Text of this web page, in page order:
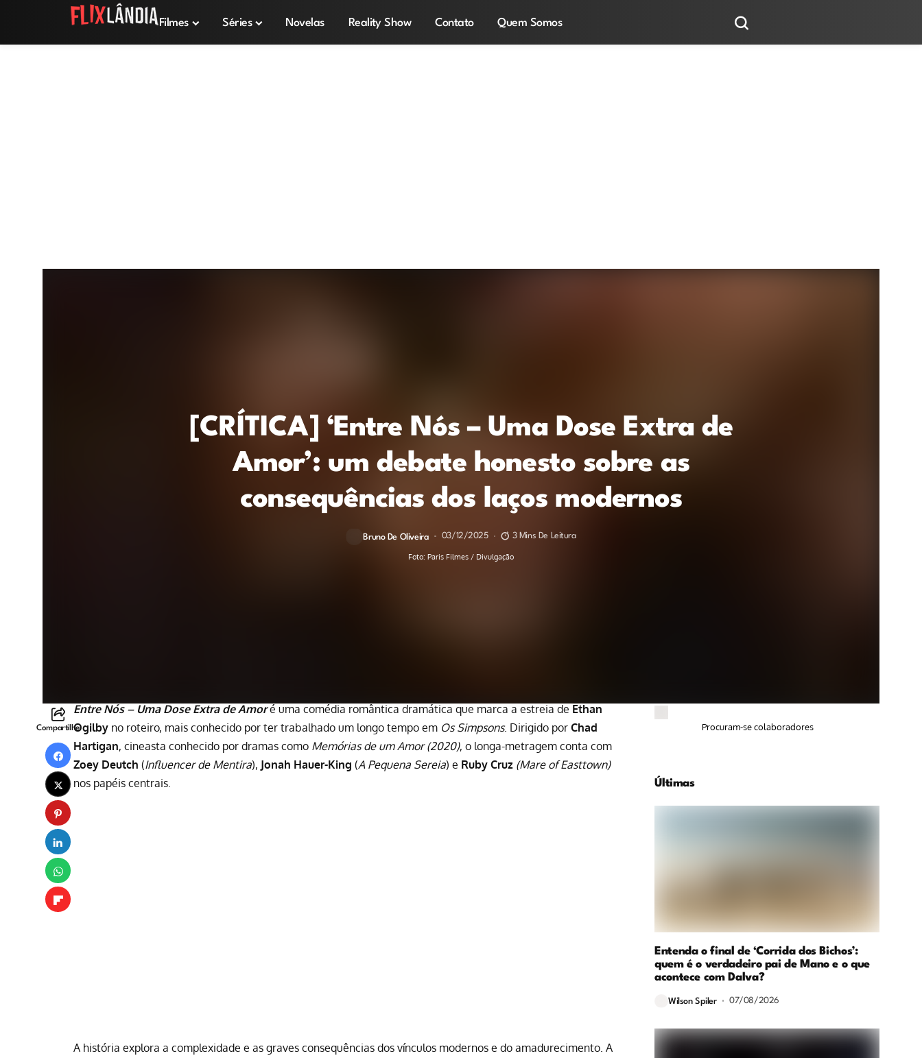
Filmes Séries Novelas Reality Show Contato Quem Somos
[CRÍTICA] ‘Entre Nós – Uma Dose Extra de
Amor’: um debate honesto sobre as
consequências dos laços modernos
Bruno De Oliveira 03/12/2025 3 Mins De Leitura
Foto: Paris Filmes / Divulgação
Compartilhe
Entre Nós – Uma Dose Extra de Amoré uma comédia romântica dramática que marca a estreia de Ethan
Ogilby no roteiro, mais conhecido por ter trabalhado um longo tempo em Os Simpsons. Dirigido por Chad
Hartigan, cineasta conhecido por dramas como Memórias de um Amor (2020), o longa-metragem conta com
Zoey Deutch (Influencer de Mentira), Jonah Hauer-King (A Pequena Sereia) e Ruby Cruz (Mare of Easttown)
nos papéis centrais.
A história explora a complexidade e as graves consequências dos vínculos modernos e do amadurecimento. A
Procuram-se colaboradores
Últimas
Entenda o final de ‘Corrida dos Bichos’:
quem é o verdadeiro pai de Mano e o que
acontece com Dalva?
Wilson Spiler 07/08/2026